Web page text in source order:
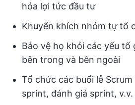
hóa lợi tức đầu tư
Khuyến khích nhóm tự tổ
Bảo vệ họ khỏi các yếu tố
bên trong và bên ngoài
Tổ chức các buổi lễ
sprint, đánh giá sprint, v.v.